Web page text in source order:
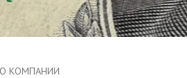
О КОМПАНИИ